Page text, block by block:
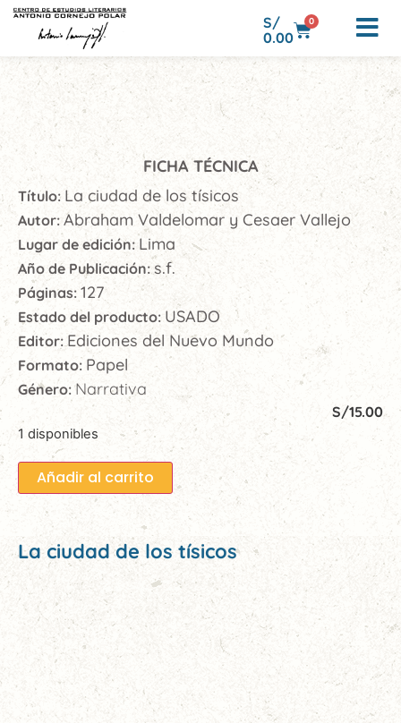
S/
0.00
0
FICHA TÉCNICA
Título: La ciudad de los tísicos
Autor: Abraham Valdelomar y Cesaer Vallejo
Lugar de edición: Lima
Año de Publicación:s.f.
Páginas: 127
Estado del producto: USADO
Editor:Ediciones del Nuevo Mundo
Formato: Papel
Género:Narrativa
S/15.00
1 disponibles
Añadir al carrito
La ciudad de los tísicos